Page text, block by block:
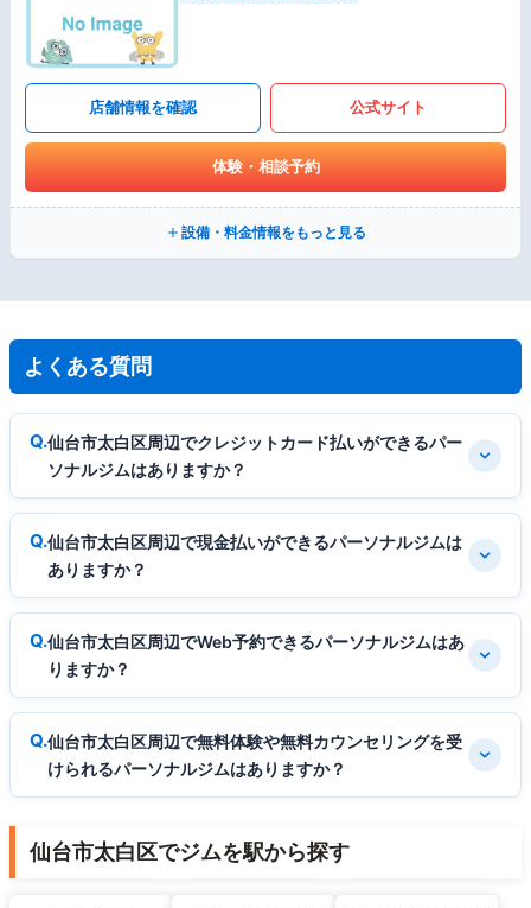
店舗情報を確認 公式サイト
体験・相談予約
設備・料金情報をもっと見る
よくある質問
仙台市太白区周辺でクレジットカード払いができるパー
ソナルジムはありますか？
仙台市太白区周辺で現金払いができるパーソナルジムは
ありますか？
仙台市太白区周辺でWeb予約できるパーソナルジムはあ
りますか？
仙台市太白区周辺で無料体験や無料カウンセリングを受
けられるパーソナルジムはありますか？
仙台市太白区でジムを駅から探す